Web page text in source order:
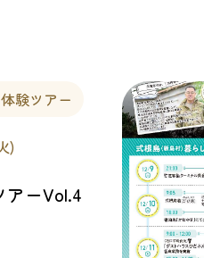
験ツアー
)
ーVol.4